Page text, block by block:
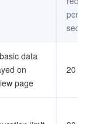
per
data
on
page
20